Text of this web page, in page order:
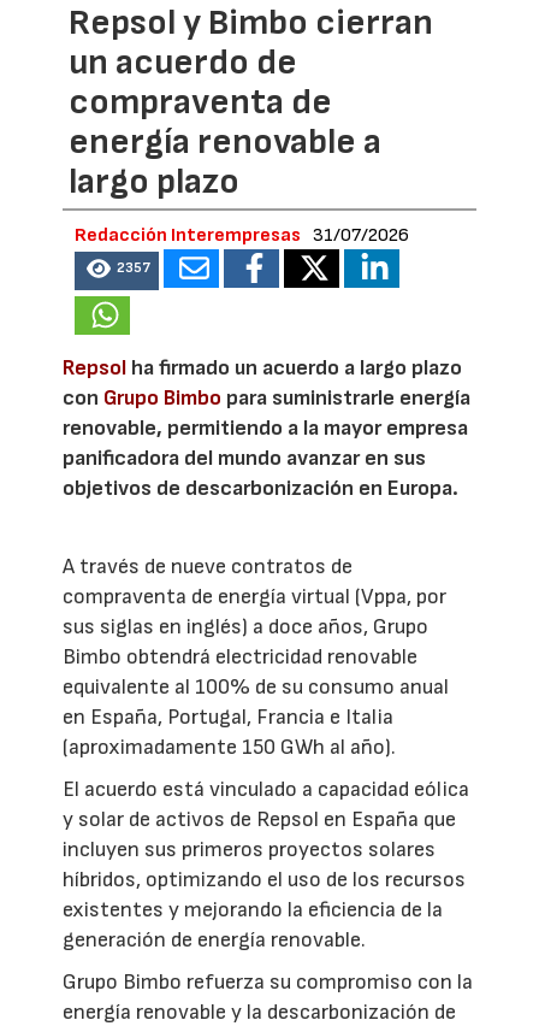
Repsol y Bimbo cierran
un acuerdo de
compraventa de
energía renovable a
largo plazo
Redacción Interempresas 31/07/2026
2357
Repsol ha firmado un acuerdo a largo plazo
con Grupo Bimbo para suministrarle energía
renovable, permitiendo a la mayor empresa
panificadora del mundo avanzar en sus
objetivos de descarbonización en Europa.
A través de nueve contratos de
compraventa de energía virtual (Vppa, por
sus siglas en inglés) a doce años, Grupo
Bimbo obtendrá electricidad renovable
equivalente al 100% de su consumo anual
en España, Portugal, Francia e Italia
(aproximadamente 150 GWh al año).
El acuerdo está vinculado a capacidad eólica
y solar de activos de Repsol en España que
incluyen sus primeros proyectos solares
híbridos, optimizando el uso de los recursos
existentes y mejorando la eficiencia de la
generación de energía renovable.
Grupo Bimbo refuerza su compromiso con la
energía renovable y la descarbonización de